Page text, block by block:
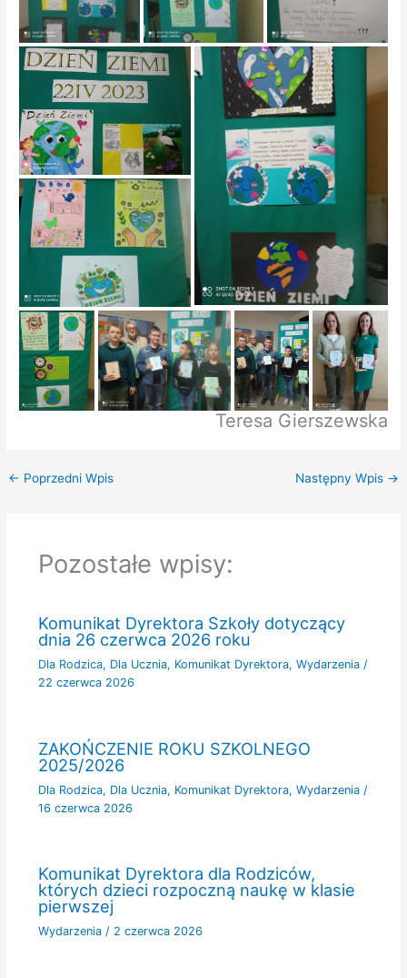
Teresa Gierszewska
← Poprzedni Wpis Następny Wpis →
Pozostałe wpisy:
Komunikat Dyrektora Szkoły dotyczący
dnia 26 czerwca 2026 roku
Dla Rodzica, Dla Ucznia, Komunikat Dyrektora, Wydarzenia/
22 czerwca 2026
ZAKOŃCZENIE ROKU SZKOLNEGO
2025/2026
Dla Rodzica, Dla Ucznia, Komunikat Dyrektora, Wydarzenia/
16 czerwca 2026
Komunikat Dyrektora dla Rodziców,
których dzieci rozpoczną naukę w klasie
pierwszej
Wydarzenia/ 2 czerwca 2026